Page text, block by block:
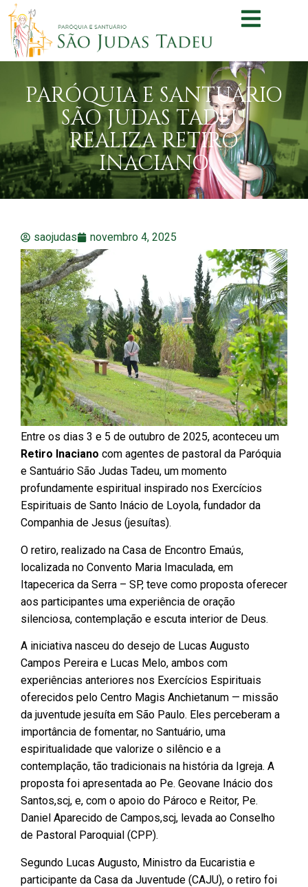
PARÓQUIA E SANTUÁRIO
SÃO JUDAS TADEU
REALIZA RETIRO
INACIANO
saojudas novembro 4, 2025
Entre os dias 3 e 5 de outubro de 2025, aconteceu um
Retiro Inaciano com agentes de pastoral da Paróquia
e Santuário São Judas Tadeu, um momento
profundamente espiritual inspirado nos Exercícios
Espirituais de Santo Inácio de Loyola, fundador da
Companhia de Jesus (jesuítas).
O retiro, realizado na Casa de Encontro Emaús,
localizada no Convento Maria Imaculada, em
Itapecerica da Serra – SP, teve como proposta oferecer
aos participantes uma experiência de oração
silenciosa, contemplação e escuta interior de Deus.
A iniciativa nasceu do desejo de Lucas Augusto
Campos Pereira e Lucas Melo, ambos com
experiências anteriores nos Exercícios Espirituais
oferecidos pelo Centro Magis Anchietanum — missão
da juventude jesuíta em São Paulo. Eles perceberam a
importância de fomentar, no Santuário, uma
espiritualidade que valorize o silêncio e a
contemplação, tão tradicionais na história da Igreja. A
proposta foi apresentada ao Pe. Geovane Inácio dos
Santos,scj, e, com o apoio do Pároco e Reitor, Pe.
Daniel Aparecido de Campos,scj, levada ao Conselho
de Pastoral Paroquial (CPP).
Segundo Lucas Augusto, Ministro da Eucaristia e
participante da Casa da Juventude (CAJU), o retiro foi